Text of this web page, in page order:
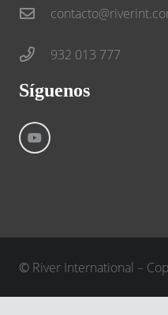
932 013 777
Síguenos
© River International –